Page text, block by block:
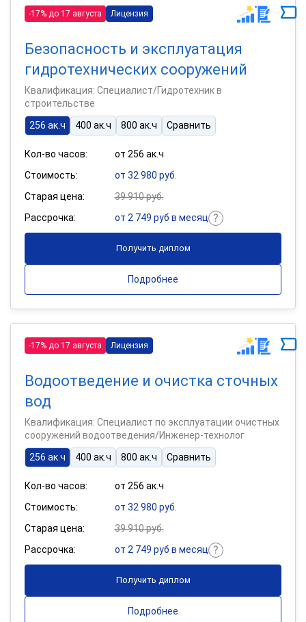
-17% до 17 августа Лицензия
Безопасность и эксплуатация
гидротехнических сооружений
Квалификация: Специалист/Гидротехник в
строительстве
256 ак.ч
400 ак.ч 800 ак.ч Сравнить
Кол-во часов:
от 256 ак.ч
Стоимость:
от 32 980 руб.
Старая цена:
39 910 руб.
Рассрочка:
от 2 749 руб в месяц
Получить диплом
Подробнее
-17% до 17 августа Лицензия
Водоотведение и очистка сточных
вод
Квалификация: Специалист по эксплуатации очистных
сооружений водоотведения/Инженер-технолог
256 ак.ч
400 ак.ч 800 ак.ч Сравнить
Кол-во часов:
от 256 ак.ч
Стоимость:
от 32 980 руб.
Старая цена:
39 910 руб.
Рассрочка:
от 2 749 руб в месяц
Получить диплом
Подробнее